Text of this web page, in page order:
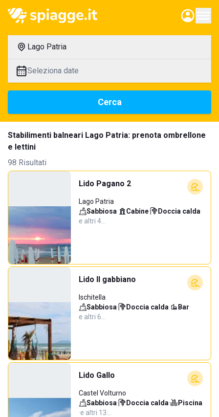
Lago Patria
Seleziona date
Cerca
Stabilimenti balneari Lago Patria: prenota ombrellone
e lettini
98 Risultati
Lido Pagano 2
Lago Patria
Sabbiosa· Cabine· Doccia calda·
e altri 4…
Lido Il gabbiano
Ischitella
Sabbiosa· Doccia calda· Bar·
e altri 6…
Lido Gallo
Castel Volturno
Sabbiosa· Doccia calda·
Piscina
·e altri 13…